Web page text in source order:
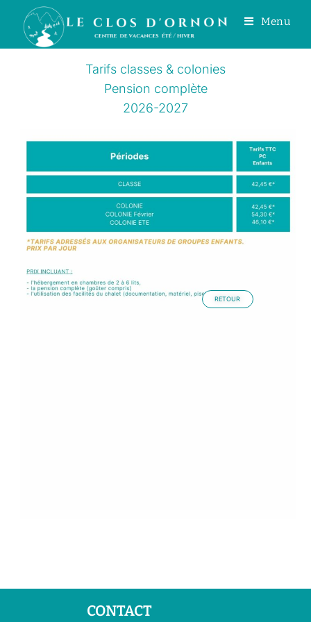
Menu
Tarifs classes & colonies
Pension complète
2026-2027
RETOUR
CONTACT